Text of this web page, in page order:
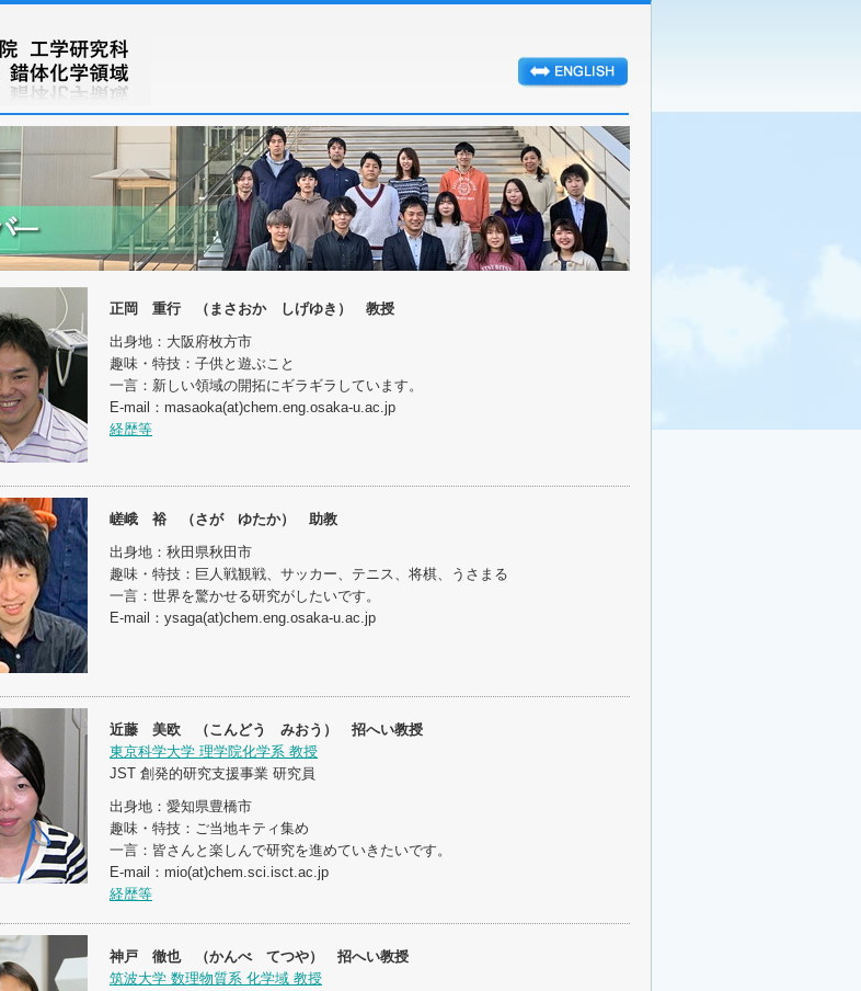
正岡 重行 （まさおか しげゆき） 教授
出身地：大阪府枚方市
趣味・特技：子供と遊ぶこと
一言：新しい領域の開拓にギラギラしています。
E-mail：masaoka(at)chem.eng.osaka-u.ac.jp
経歴等
嵯峨 裕 （さが ゆたか） 助教
出身地：秋田県秋田市
趣味・特技：巨人戦観戦、サッカー、テニス、将棋、うさまる
一言：世界を驚かせる研究がしたいです。
E-mail：ysaga(at)chem.eng.osaka-u.ac.jp
近藤 美欧 （こんどう みおう） 招へい教授
東京科学大学 理学院化学系 教授
JST 創発的研究支援事業 研究員
出身地：愛知県豊橋市
趣味・特技：ご当地キティ集め
一言：皆さんと楽しんで研究を進めていきたいです。
E-mail：mio(at)chem.sci.isct.ac.jp
経歴等
神戸 徹也 （かんべ てつや） 招へい教授
筑波大学 数理物質系 化学域 教授